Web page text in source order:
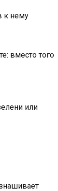
к нему
вместо того
или